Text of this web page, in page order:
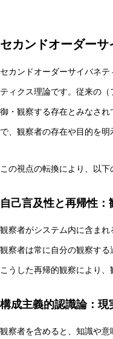
AI研究
脳とAIの「予測
AI研究
セカンドオーダー
セカンドオーダーサイバネ
ティクス理論です。従来の
御・観察する存在とみなさ
で、観察者の存在や目的を明
この視点の転換により、以下
自己言及性と再帰性
観察者がシステム内に含ま
観察者は常に自分の観察す
こうした再帰的観察により
構成主義的認識論：
観察者を含めると、知識や